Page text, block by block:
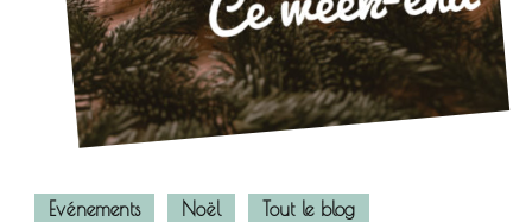
Evénements Noël Tout le blog